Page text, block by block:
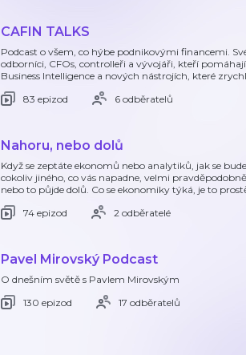
CAFIN TALKS
Podcast o všem, co hýbe podnikovými financemi.
odborníci, CFOs, controlleři a vývojáři, kteří
Business Intelligence a nových nástrojích, které
83 epizod
6 odběratelů
Nahoru, nebo dolů
Když se zeptáte ekonomů nebo analytiků, jak se
cokoliv jiného, co vás napadne, velmi
nebo to půjde dolů. Co se ekonomiky týká, je to
74 epizod
2 odběratelé
Pavel Mirovský Podcast
O dnešním světě s Pavlem Mirovským
130 epizod
17 odběratelů